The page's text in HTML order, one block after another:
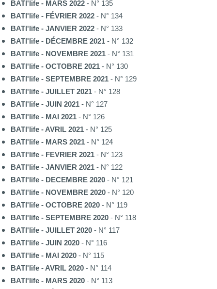
BATI'life - MARS 2022 - N° 135
BATI'life - FÉVRIER 2022 - N° 134
BATI'life - JANVIER 2022 - N° 133
BATI'life - DÉCEMBRE 2021 - N° 132
BATI'life - NOVEMBRE 2021 - N° 131
BATI'life - OCTOBRE 2021 - N° 130
BATI'life - SEPTEMBRE 2021 - N° 129
BATI'life - JUILLET 2021 - N° 128
BATI'life - JUIN 2021 - N° 127
BATI'life - MAI 2021 - N° 126
BATI'life - AVRIL 2021 - N° 125
BATI'life - MARS 2021 - N° 124
BATI'life - FEVRIER 2021 - N° 123
BATI'life - JANVIER 2021 - N° 122
BATI'life - DECEMBRE 2020 - N° 121
BATI'life - NOVEMBRE 2020 - N° 120
BATI'life - OCTOBRE 2020 - N° 119
BATI'life - SEPTEMBRE 2020 - N° 118
BATI'life - JUILLET 2020 - N° 117
BATI'life - JUIN 2020 - N° 116
BATI'life - MAI 2020 - N° 115
BATI'life - AVRIL 2020 - N° 114
BATI'life - MARS 2020 - N° 113